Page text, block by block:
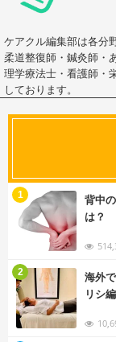
ケアクル編集部は各分
柔道整復師・鍼灸師・
理学療法士・看護師・
しております。
背中
は？
1
海外
リシ
2